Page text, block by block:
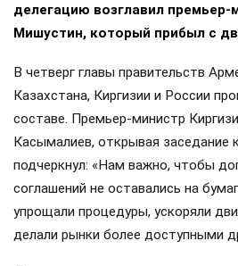
делегацию возглавил премьер-
Мишустин, который прибыл с
В четверг главы правительств
Казахстана, Киргизии и России
составе. Премьер-министр
Касымалиев, открывая заседание
подчеркнул: «Нам важно, чтобы
соглашений не оставались на
упрощали процедуры, ускоряли
делали рынки более доступными